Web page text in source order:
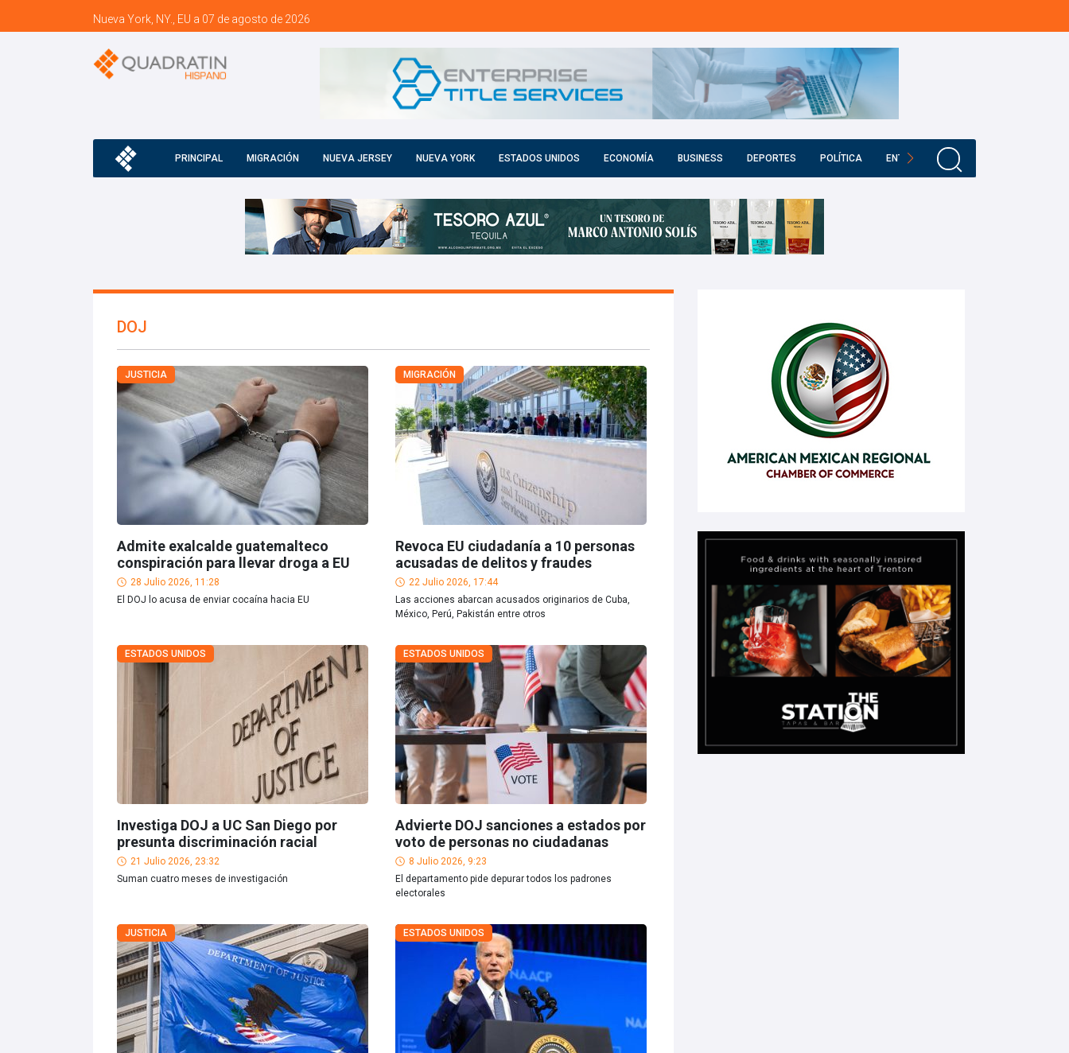
Nueva York, NY., EU a 07 de agosto de 2026
PRINCIPAL MIGRACIÓN NUEVA JERSEY NUEVA YORK ESTADOS UNIDOS ECONOMÍA BUSINESS DEPORTES POLÍTICA ENTRETENIMIENTO
DOJ
JUSTICIA
Admite exalcalde guatemalteco
conspiración para llevar droga a EU
28 Julio 2026, 11:28
El DOJ lo acusa de enviar cocaína hacia EU
MIGRACIÓN
Revoca EU ciudadanía a 10 personas
acusadas de delitos y fraudes
22 Julio 2026, 17:44
Las acciones abarcan acusados originarios de Cuba,
México, Perú, Pakistán entre otros
ESTADOS UNIDOS
Investiga DOJ a UC San Diego por
presunta discriminación racial
21 Julio 2026, 23:32
Suman cuatro meses de investigación
ESTADOS UNIDOS
Advierte DOJ sanciones a estados por
voto de personas no ciudadanas
8 Julio 2026, 9:23
El departamento pide depurar todos los padrones
electorales
JUSTICIA ESTADOS UNIDOS